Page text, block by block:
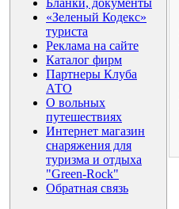
Бланки, документы
«Зеленый Кодекс»
туриста
Реклама на сайте
Каталог фирм
Партнеры Клуба
АТО
О вольных
путешествиях
Интернет магазин
снаряжения для
туризма и отдыха
"Green-Rock"
Обратная связь